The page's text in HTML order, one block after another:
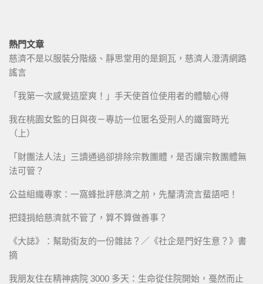
熱門文章
慈濟不是以服裝分階級、靜思堂用的是銅瓦，慈濟人澄清網路
謠言
「我第一次感覺這麼爽！」手天使首位使用者的體驗心得
我在桃園女監的日與夜－專訪一位匿名受刑人的鐵窗時光
（上）
「財團法人法」三讀通過卻排除宗教團體，是否讓宗教團體無
法可管？
公益組織專家：一窩蜂批評慈濟之前，先釐清流言蜚語吧！
把錢捐給慈濟就不管了，算不算做善事？
《大誌》：幫助街友的一份雜誌？／《社企是門好生意？》書
摘
我朋友住在精神病院 3000 多天：生命從住院開始，戞然而止